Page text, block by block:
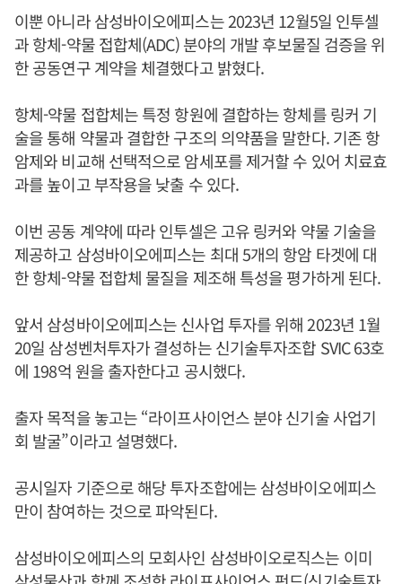
이뿐 아니라 삼성바이오에피스는 2023년 12월5일 인투셀
과 항체-약물 접합체(ADC) 분야의 개발 후보물질 검증을 위
한 공동연구 계약을 체결했다고 밝혔다.
항체-약물 접합체는 특정 항원에 결합하는 항체를 링커 기
술을 통해 약물과 결합한 구조의 의약품을 말한다. 기존 항
암제와 비교해 선택적으로 암세포를 제거할 수 있어 치료효
과를 높이고 부작용을 낮출 수 있다.
이번 공동 계약에 따라 인투셀은 고유 링커와 약물 기술을
제공하고 삼성바이오에피스는 최대 5개의 항암 타겟에 대
한 항체-약물 접합체 물질을 제조해 특성을 평가하게 된다.
앞서 삼성바이오에피스는 신사업 투자를 위해 2023년 1월
20일 삼성벤처투자가 결성하는 신기술투자조합 SVIC 63호
에 198억 원을 출자한다고 공시했다.
출자 목적을 놓고는 “라이프사이언스 분야 신기술 사업기
회 발굴”이라고 설명했다.
공시일자 기준으로 해당 투자조합에는 삼성바이오에피스
만이 참여하는 것으로 파악된다.
삼성바이오에피스의 모회사인 삼성바이오로직스는 이미